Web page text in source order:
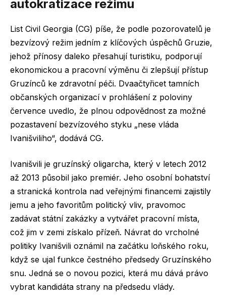
autokratizace režimu
List Civil Georgia (CG) píše, že podle pozorovatelů je
bezvízový režim jedním z klíčových úspěchů Gruzie,
jehož přínosy daleko přesahují turistiku, podporují
ekonomickou a pracovní výměnu či zlepšují přístup
Gruzínců ke zdravotní péči. Dvaačtyřicet tamních
občanských organizací v prohlášení z poloviny
července uvedlo, že plnou odpovědnost za možné
pozastavení bezvízového styku „nese vláda
Ivanišviliho“, dodává CG.
Ivanišvili je gruzínský oligarcha, který v letech 2012
až 2013 působil jako premiér. Jeho osobní bohatství
a stranická kontrola nad veřejnými financemi zajistily
jemu a jeho favoritům politický vliv, pravomoc
zadávat státní zakázky a vytvářet pracovní místa,
což jim v zemi získalo přízeň. Návrat do vrcholné
politiky Ivanišvili oznámil na začátku loňského roku,
když se ujal funkce čestného předsedy Gruzínského
snu. Jedná se o novou pozici, která mu dává právo
vybrat kandidáta strany na předsedu vlády.